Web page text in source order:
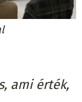
ami érték,